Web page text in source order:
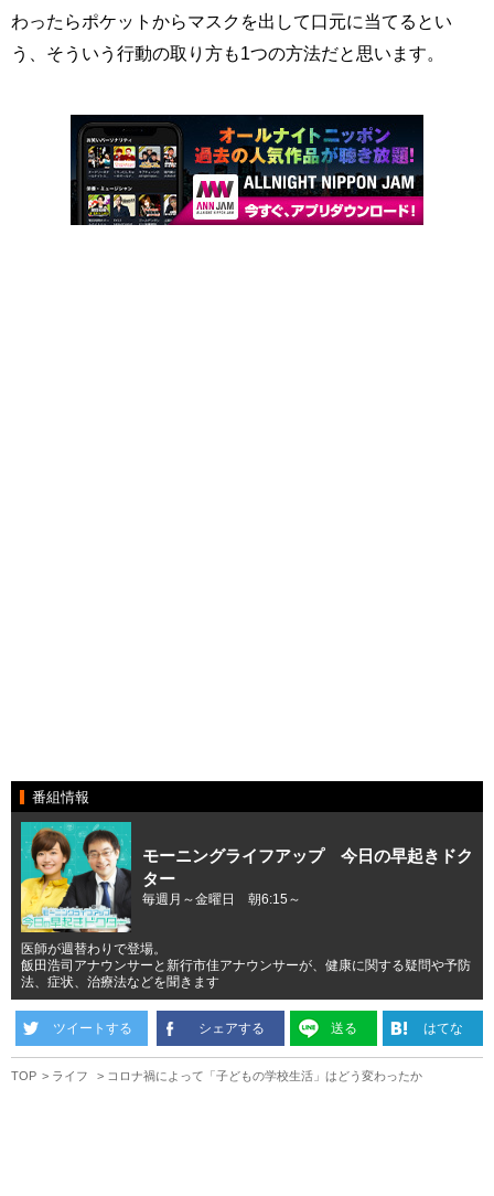
わったらポケットからマスクを出して口元に当てるとい
う、そういう行動の取り方も1つの方法だと思います。
番組情報
モーニングライフアップ 今日の早起きドク
ター
毎週月～金曜日 朝6:15～
医師が週替わりで登場。
飯田浩司アナウンサーと新行市佳アナウンサーが、健康に関する疑問や予防
法、症状、治療法などを聞きます
ツイートする シェアする 送る はてな
TOP ライフ コロナ禍によって「子どもの学校生活」はどう変わったか